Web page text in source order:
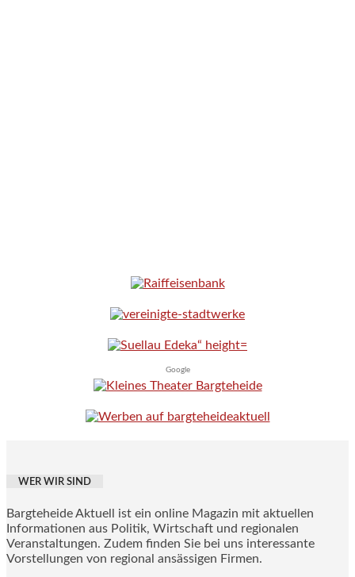
Google
WER WIR SIND
Bargteheide Aktuell ist ein online Magazin mit aktuellen
Informationen aus Politik, Wirtschaft und regionalen
Veranstaltungen. Zudem finden Sie bei uns interessante
Vorstellungen von regional ansässigen Firmen.